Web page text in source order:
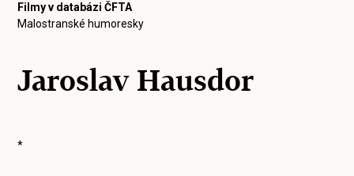
Filmy v databázi ČFTA
Malostranské humoresky
Jaroslav Hausdor
*